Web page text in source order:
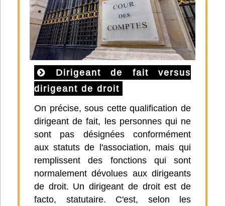
Dirigeant de fait versus
dirigeant de droit
On précise, sous cette qualification de
dirigeant de fait, les personnes qui ne
sont pas désignées conformément
aux statuts de l'association, mais qui
remplissent des fonctions qui sont
normalement dévolues aux dirigeants
de droit. Un dirigeant de droit est de
facto, statutaire. C'est, selon les